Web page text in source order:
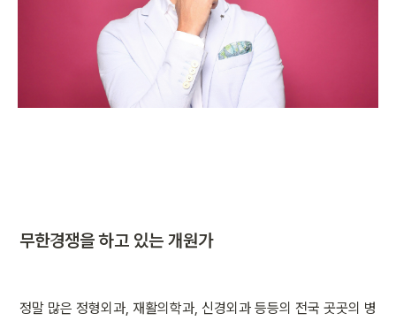
무한경쟁을 하고 있는 개원가
정말 많은 정형외과, 재활의학과, 신경외과 등등의 전국 곳곳의 병